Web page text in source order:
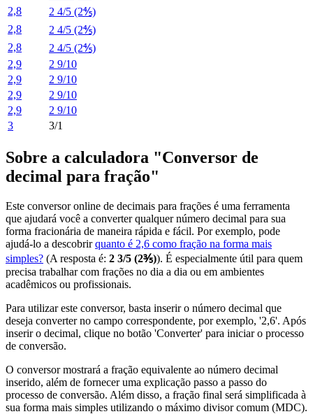
2,8
2 4/5 (2⅘)
2,8
2 4/5 (2⅘)
2,8
2 4/5 (2⅘)
2,9
2 9/10
2,9
2 9/10
2,9
2 9/10
2,9
2 9/10
3
3/1
Sobre a calculadora "Conversor de
decimal para fração"
Este conversor online de decimais para frações é uma ferramenta
que ajudará você a converter qualquer número decimal para sua
forma fracionária de maneira rápida e fácil. Por exemplo, pode
ajudá-lo a descobrirquanto é 2,6 como fração na forma mais
simples? (A resposta é: 2 3/5 (2⅗)). É especialmente útil para quem
precisa trabalhar com frações no dia a dia ou em ambientes
acadêmicos ou profissionais.
Para utilizar este conversor, basta inserir o número decimal que
deseja converter no campo correspondente, por exemplo, '2,6'. Após
inserir o decimal, clique no botão 'Converter' para iniciar o processo
de conversão.
O conversor mostrará a fração equivalente ao número decimal
inserido, além de fornecer uma explicação passo a passo do
processo de conversão. Além disso, a fração final será simplificada à
sua forma mais simples utilizando o máximo divisor comum (MDC).